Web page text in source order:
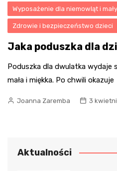
Wyposażenie dla niemowląt i
Zdrowie i bezpieczeństwo dzieci
Jaka poduszka dla
Poduszka dla dwulatka wydaje
mała i miękka. Po chwili okazuje
Joanna Zaremba 3
Aktualności